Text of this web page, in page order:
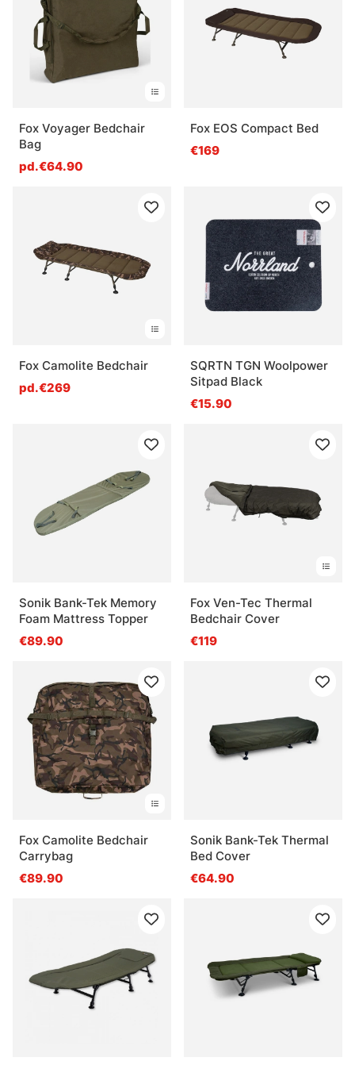
itinérante ?
Qu’est-ce qu’il faut regarder avant de choisir ?
Qu’est-ce qu’un couchage adapté au froid ?
Fox Voyager Bedchair
Bag
pd.€64.90
Fox EOS Compact Bed
€169
Fox Camolite Bedchair
pd.€269
SQRTN TGN Woolpower
Sitpad Black
€15.90
Sonik Bank-Tek Memory
Foam Mattress Topper
€89.90
Fox Ven-Tec Thermal
Bedchair Cover
€119
Fox Camolite Bedchair
Carrybag
€89.90
Sonik Bank-Tek Thermal
Bed Cover
€64.90